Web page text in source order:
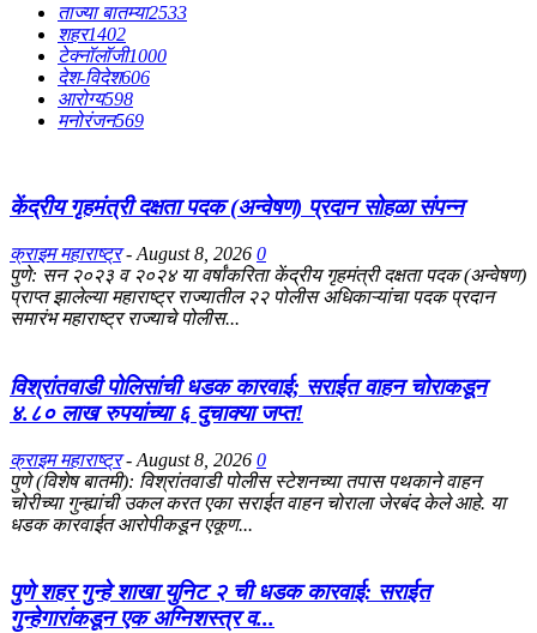
ताज्या बातम्या2533
शहर1402
टेक्नॉलॉजी1000
देश-विदेश606
आरोग्य598
मनोरंजन569
केंद्रीय गृहमंत्री दक्षता पदक (अन्वेषण) प्रदान सोहळा संपन्न
क्राइम महाराष्ट्र - August 8, 2026 0
​पुणे: सन २०२३ व २०२४ या वर्षांकरिता केंद्रीय गृहमंत्री दक्षता पदक (अन्वेषण)
प्राप्त झालेल्या महाराष्ट्र राज्यातील २२ पोलीस अधिकाऱ्यांचा पदक प्रदान
समारंभ महाराष्ट्र राज्याचे पोलीस...
विश्रांतवाडी पोलिसांची धडक कारवाई; सराईत वाहन चोराकडून
४.८० लाख रुपयांच्या ६ दुचाक्या जप्त!
क्राइम महाराष्ट्र - August 8, 2026 0
पुणे (विशेष बातमी): विश्रांतवाडी पोलीस स्टेशनच्या तपास पथकाने वाहन
चोरीच्या गुन्ह्यांची उकल करत एका सराईत वाहन चोराला जेरबंद केले आहे. या
धडक कारवाईत आरोपीकडून एकूण...
पुणे शहर गुन्हे शाखा युनिट २ ची धडक कारवाई: सराईत
गुन्हेगारांकडून एक अग्निशस्त्र व...